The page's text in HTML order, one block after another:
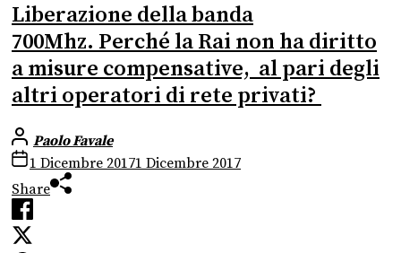
Liberazione della banda
700Mhz. Perché la Rai non ha diritto
a misure compensative, al pari degli
altri operatori di rete privati?
Paolo Favale
1 Dicembre 20171 Dicembre 2017
Share